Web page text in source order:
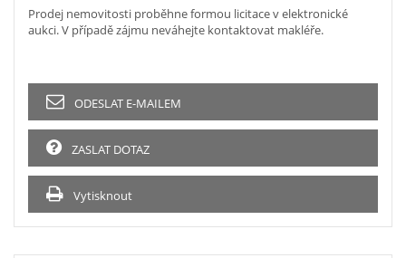
Prodej nemovitosti proběhne formou licitace v elektronické
aukci. V případě zájmu neváhejte kontaktovat makléře.
ODESLAT E-MAILEM
ZASLAT DOTAZ
Vytisknout